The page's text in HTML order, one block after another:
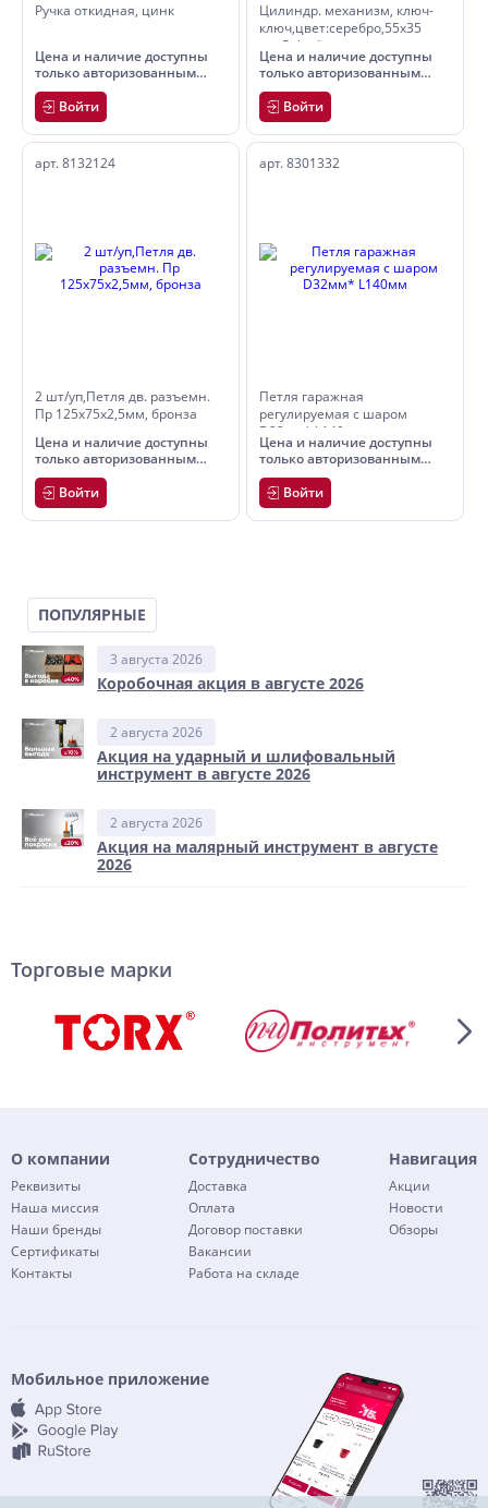
Ручка откидная, цинк
Цена и наличие доступны
только авторизованным
пользователям
Войти
Цилиндр. механизм, ключ-
ключ,цвет:серебро,55x35
мм Pobedit
Цена и наличие доступны
только авторизованным
пользователям
Войти
арт. 8132124
2 шт/уп,Петля дв. разъемн.
Пр 125х75х2,5мм, бронза
Цена и наличие доступны
только авторизованным
пользователям
Войти
арт. 8301332
Петля гаражная
регулируемая с шаром
D32мм* L140мм
Цена и наличие доступны
только авторизованным
пользователям
Войти
ПОПУЛЯРНЫЕ
3 августа 2026
Коробочная акция в августе 2026
2 августа 2026
Акция на ударный и шлифовальный
инструмент в августе 2026
2 августа 2026
Акция на малярный инструмент в августе
2026
Торговые марки
О компании
Реквизиты
Наша миссия
Наши бренды
Сертификаты
Контакты
Сотрудничество
Доставка
Оплата
Договор поставки
Вакансии
Работа на складе
Навигация
Акции
Новости
Обзоры
Мобильное приложение